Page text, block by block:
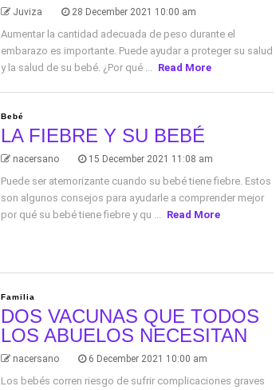
Juviza 28 December 2021 10:00 am
Aumentar la cantidad adecuada de peso durante el
embarazo es importante. Puede ayudar a proteger su salud
y la salud de su bebé. ¿Por qué ...
Read More
Bebé
LA FIEBRE Y SU BEBÉ
nacersano 15 December 2021 11:08 am
Puede ser atemorizante cuando su bebé tiene fiebre. Estos
son algunos consejos para ayudarle a comprender mejor
por qué su bebé tiene fiebre y qu ...
Read More
Familia
DOS VACUNAS QUE TODOS
LOS ABUELOS NECESITAN
nacersano 6 December 2021 10:00 am
Los bebés corren riesgo de sufrir complicaciones graves